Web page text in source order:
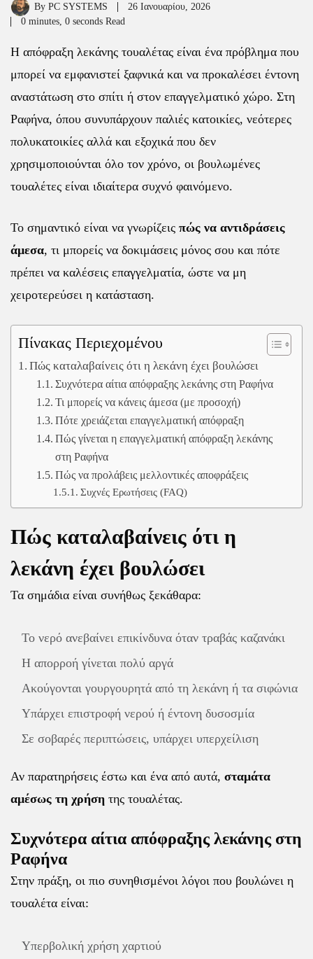
By PC SYSTEMS
26 Ιανουαρίου, 2026
0 minutes, 0 seconds Read
Η απόφραξη λεκάνης τουαλέτας είναι ένα πρόβλημα που
μπορεί να εμφανιστεί ξαφνικά και να προκαλέσει έντονη
αναστάτωση στο σπίτι ή στον επαγγελματικό χώρο. Στη
Ραφήνα, όπου συνυπάρχουν παλιές κατοικίες, νεότερες
πολυκατοικίες αλλά και εξοχικά που δεν
χρησιμοποιούνται όλο τον χρόνο, οι βουλωμένες
τουαλέτες είναι ιδιαίτερα συχνό φαινόμενο.
Το σημαντικό είναι να γνωρίζεις πώς να αντιδράσεις
άμεσα, τι μπορείς να δοκιμάσεις μόνος σου και πότε
πρέπει να καλέσεις επαγγελματία, ώστε να μη
χειροτερεύσει η κατάσταση.
Πίνακας Περιεχομένου
Πώς καταλαβαίνεις ότι η λεκάνη έχει βουλώσει
Συχνότερα αίτια απόφραξης λεκάνης στη Ραφήνα
Τι μπορείς να κάνεις άμεσα (με προσοχή)
Πότε χρειάζεται επαγγελματική απόφραξη
Πώς γίνεται η επαγγελματική απόφραξη λεκάνης
στη Ραφήνα
Πώς να προλάβεις μελλοντικές αποφράξεις
Συχνές Ερωτήσεις (FAQ)
Πώς καταλαβαίνεις ότι η
λεκάνη έχει βουλώσει
Τα σημάδια είναι συνήθως ξεκάθαρα:
Το νερό ανεβαίνει επικίνδυνα όταν τραβάς καζανάκι
Η απορροή γίνεται πολύ αργά
Ακούγονται γουργουρητά από τη λεκάνη ή τα σιφώνια
Υπάρχει επιστροφή νερού ή έντονη δυσοσμία
Σε σοβαρές περιπτώσεις, υπάρχει υπερχείλιση
Αν παρατηρήσεις έστω και ένα από αυτά, σταμάτα
αμέσως τη χρήση της τουαλέτας.
Συχνότερα αίτια απόφραξης λεκάνης στη
Ραφήνα
Στην πράξη, οι πιο συνηθισμένοι λόγοι που βουλώνει η
τουαλέτα είναι:
Υπερβολική χρήση χαρτιού